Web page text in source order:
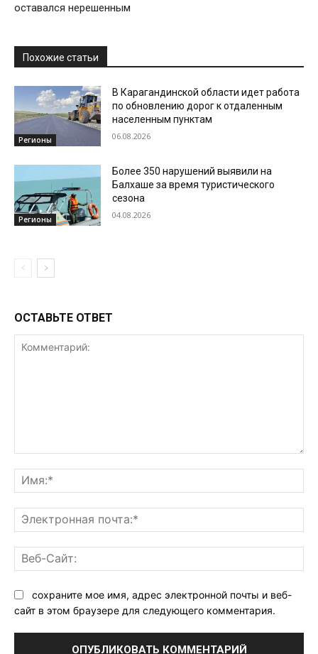
оставался нерешенным
Похожие статьи
Регионы
В Карагандинской области идет работа
по обновлению дорог к отдаленным
населенным пунктам
06.08.2026
Регионы
Более 350 нарушений выявили на
Балхаше за время туристического
сезона
04.08.2026
ОСТАВЬТЕ ОТВЕТ
сохраните мое имя, адрес электронной почты и веб-
сайт в этом браузере для следующего комментария.